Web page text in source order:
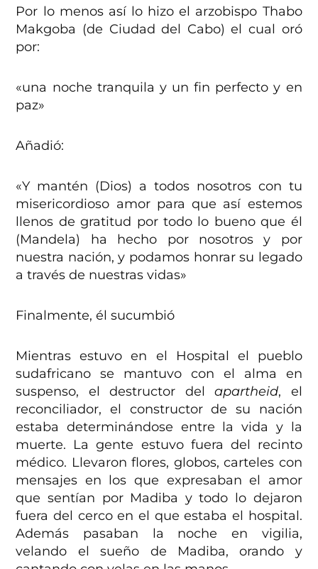
Por lo menos así lo hizo el arzobispo Thabo
Makgoba (de Ciudad del Cabo) el cual oró
por:
«una noche tranquila y un fin perfecto y en
paz»
Añadió:
«Y mantén (Dios) a todos nosotros con tu
misericordioso amor para que así estemos
llenos de gratitud por todo lo bueno que él
(Mandela) ha hecho por nosotros y por
nuestra nación, y podamos honrar su legado
a través de nuestras vidas»
Finalmente, él sucumbió
Mientras estuvo en el Hospital el pueblo
sudafricano se mantuvo con el alma en
suspenso, el destructor delapartheid, el
reconciliador, el constructor de su nación
estaba determinándose entre la vida y la
muerte. La gente estuvo fuera del recinto
médico. Llevaron flores, globos, carteles con
mensajes en los que expresaban el amor
que sentían por Madiba y todo lo dejaron
fuera del cerco en el que estaba el hospital.
Además pasaban la noche en vigilia,
velando el sueño de Madiba, orando y